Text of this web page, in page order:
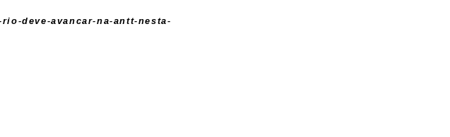
deve-avancar-na-antt-nesta-